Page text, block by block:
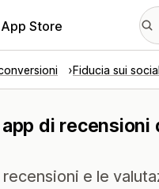
Store
Fiducia sui social
di
e le